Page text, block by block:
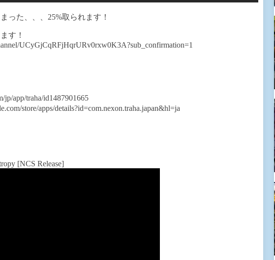
った、、、25%取られます！
す！
UCyGjCqRFjHqrURv0rxw0K3A?sub_confirmation=1
jp/app/traha/id1487901665
store/apps/details?id=com.nexon.traha.japan&hl=ja
[NCS Release]